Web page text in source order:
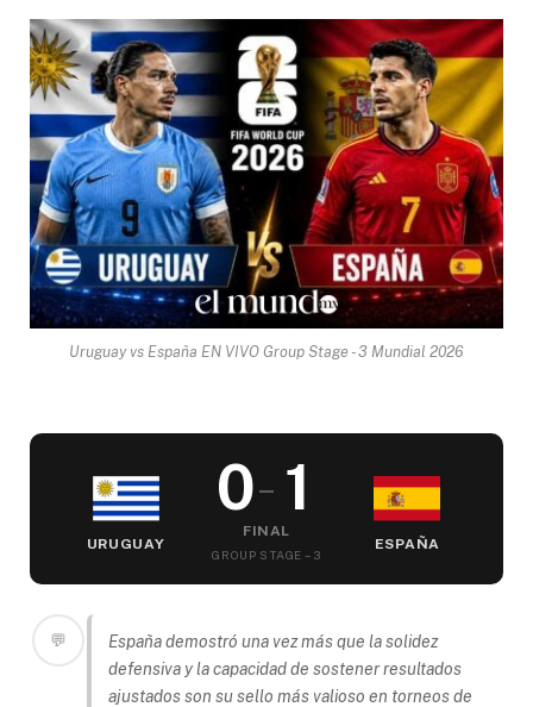
Uruguay vs España EN VIVO Group Stage - 3 Mundial 2026
URUGUAY
0– 1
FINAL
GROUP STAGE – 3
ESPAÑA
💬
España demostró una vez más que la solidez
defensiva y la capacidad de sostener resultados
ajustados son su sello más valioso en torneos de